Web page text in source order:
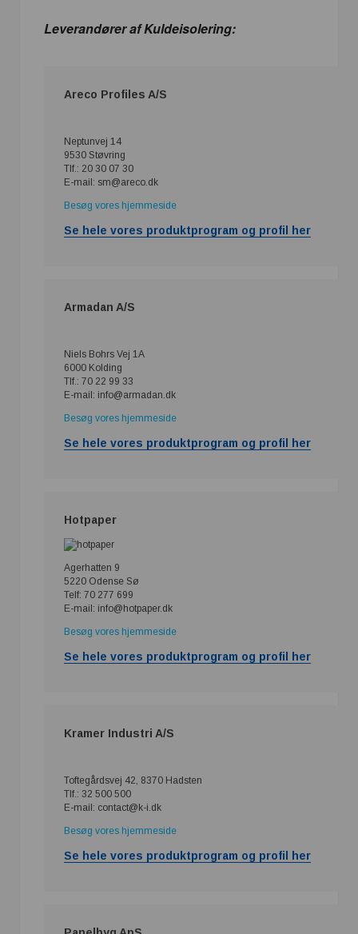
Leverandører af Kuldeisolering:
Areco Profiles A/S
Neptunvej 14
9530 Støvring
Tlf.: 20 30 07 30
E-mail: sm@areco.dk
Besøg vores hjemmeside
Se hele vores produktprogram og profil her
Armadan A/S
Niels Bohrs Vej 1A
6000 Kolding
Tlf.: 70 22 99 33
E-mail: info@armadan.dk
Besøg vores hjemmeside
Se hele vores produktprogram og profil her
Hotpaper
Agerhatten 9
5220 Odense Sø
Telf: 70 277 699
E-mail: info@hotpaper.dk
Besøg vores hjemmeside
Se hele vores produktprogram og profil her
Kramer Industri A/S
Toftegårdsvej 42, 8370 Hadsten
Tlf.: 32 500 500
E-mail: contact@k-i.dk
Besøg vores hjemmeside
Se hele vores produktprogram og profil her